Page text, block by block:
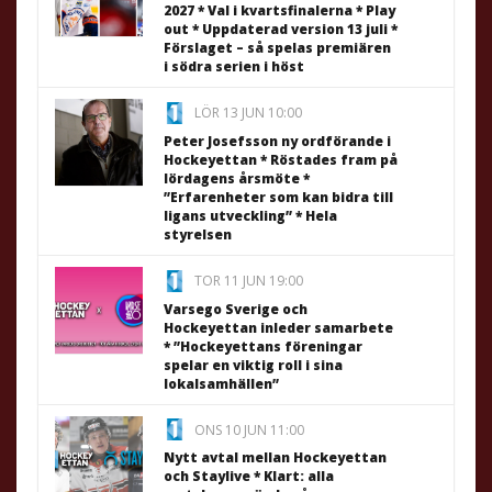
2027 * Val i kvartsfinalerna * Play
out * Uppdaterad version 13 juli *
Förslaget – så spelas premiären
i södra serien i höst
LÖR 13 JUN 10:00
Peter Josefsson ny ordförande i
Hockeyettan * Röstades fram på
lördagens årsmöte *
”Erfarenheter som kan bidra till
ligans utveckling” * Hela
styrelsen
TOR 11 JUN 19:00
Varsego Sverige och
Hockeyettan inleder samarbete
* ”Hockeyettans föreningar
spelar en viktig roll i sina
lokalsamhällen”
ONS 10 JUN 11:00
Nytt avtal mellan Hockeyettan
och Staylive * Klart: alla